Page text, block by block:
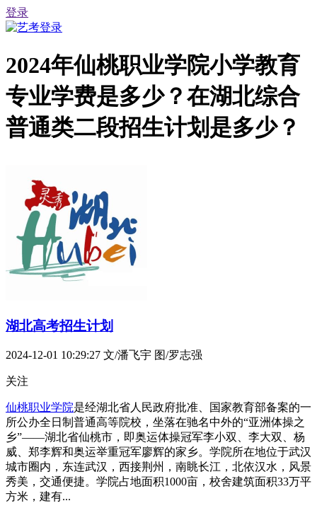
登录
2024年仙桃职业学院小学教育
专业学费是多少？在湖北综合
普通类二段招生计划是多少？
湖北高考招生计划
2024-12-01 10:29:27 文/潘飞宇 图/罗志强
关注
仙桃职业学院是经湖北省人民政府批准、国家教育部备案的一
所公办全日制普通高等院校，坐落在驰名中外的“亚洲体操之
乡”——湖北省仙桃市，即奥运体操冠军李小双、李大双、杨
威、郑李辉和奥运举重冠军廖辉的家乡。学院所在地位于武汉
城市圈内，东连武汉，西接荆州，南眺长江，北依汉水，风景
秀美，交通便捷。学院占地面积1000亩，校舍建筑面积33万平
方米，建有...